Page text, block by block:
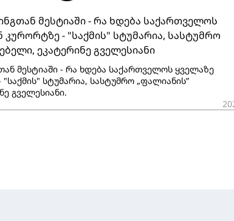
მესტიაში - რა ხდება საქართველოს
- "საქმის" სტუმარია, სასტუმრო
ეკატერინე გველესიანი
მესტიაში - რა ხდება საქართველოს ყველაზე
სტუმარია, სასტუმრო „ფალიანის”
გველესიანი.